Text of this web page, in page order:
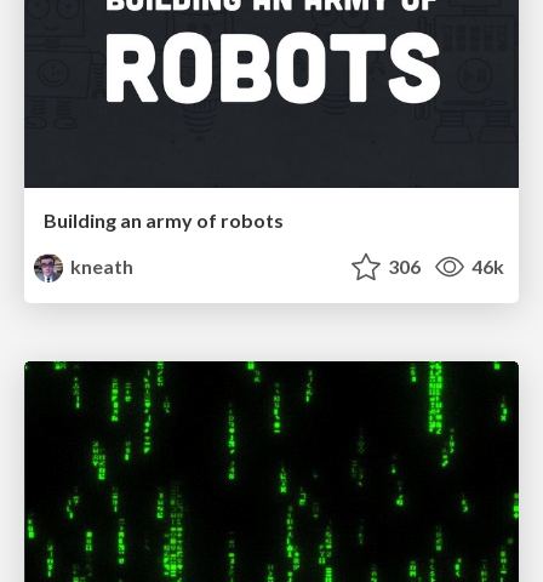
Building an army of robots
kneath
306 46k